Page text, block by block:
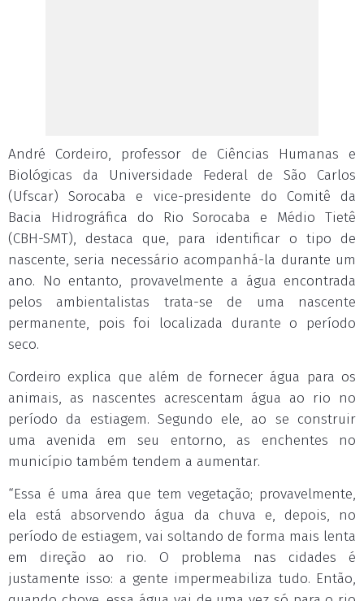
André Cordeiro, professor de Ciências Humanas e
Biológicas da Universidade Federal de São Carlos
(Ufscar) Sorocaba e vice-presidente do Comitê da
Bacia Hidrográfica do Rio Sorocaba e Médio Tietê
(CBH-SMT), destaca que, para identificar o tipo de
nascente, seria necessário acompanhá-la durante um
ano. No entanto, provavelmente a água encontrada
pelos ambientalistas trata-se de uma nascente
permanente, pois foi localizada durante o período
seco.
Cordeiro explica que além de fornecer água para os
animais, as nascentes acrescentam água ao rio no
período da estiagem. Segundo ele, ao se construir
uma avenida em seu entorno, as enchentes no
município também tendem a aumentar.
“Essa é uma área que tem vegetação; provavelmente,
ela está absorvendo água da chuva e, depois, no
período de estiagem, vai soltando de forma mais lenta
em direção ao rio. O problema nas cidades é
justamente isso: a gente impermeabiliza tudo. Então,